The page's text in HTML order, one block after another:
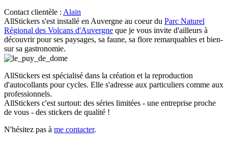
Contact clientèle : Alain
AllStickers s'est installé en Auvergne au coeur du Parc Naturel
Régional des Volcans d'Auvergne que je vous invite d'ailleurs à
découvrir pour ses paysages, sa faune, sa flore remarquables et bien-
sur sa gastronomie.
AllStickers est spécialisé dans la création et la reproduction
d'autocollants pour cycles. Elle s'adresse aux particuliers comme aux
professionnels.
AllStickers c'est surtout: des séries limitées - une entreprise proche
de vous - des stickers de qualité !
N'hésitez pas à me contacter.